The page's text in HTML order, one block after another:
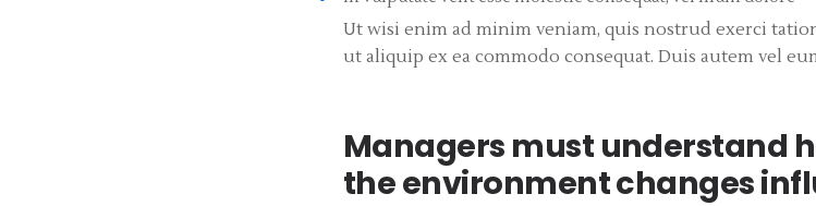
Ut wisi enim ad minim veniam, quis nostrud exerci
ut aliquip ex ea commodo consequat. Duis autem vel
Managers must understand
the environment changes